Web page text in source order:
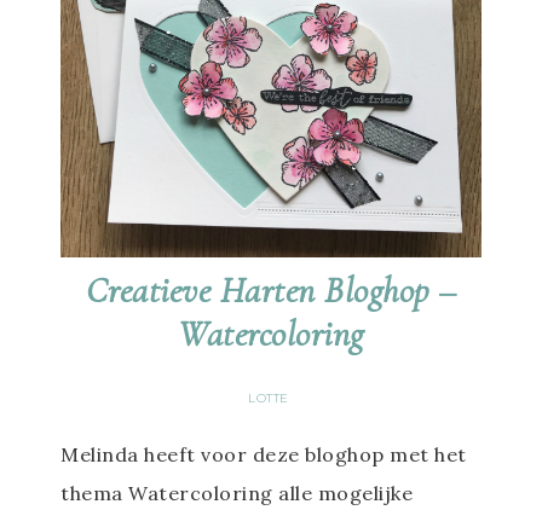
Creatieve Harten Bloghop –
Watercoloring
LOTTE
Melinda heeft voor deze bloghop met het
thema Watercoloring alle mogelijke